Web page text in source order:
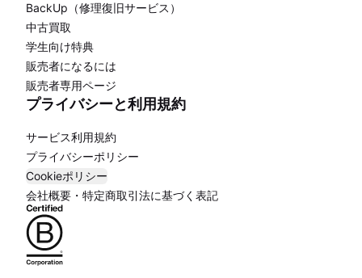
BackUp（修理復旧サービス）
中古買取
学生向け特典
販売者になるには
販売者専用ページ
プライバシーと利用規約
サービス利用規約
プライバシーポリシー
Cookieポリシー
会社概要・特定商取引法に基づく表記